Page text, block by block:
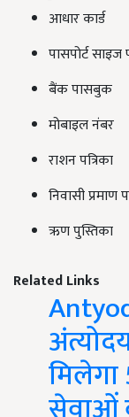
आधार कार्ड
पासपोर्ट साइज
बैंक पासबुक
मोबाइल नंबर
राशन पत्रिका
निवासी प्रमाण
ऋण पुस्तिका
Related Links